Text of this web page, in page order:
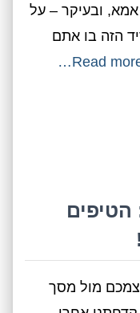
ובעיקר – על
הזה בו אתם
Read
הטיפים
מול מסך